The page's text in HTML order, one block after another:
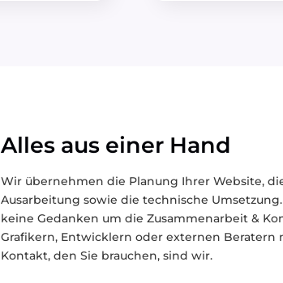
Alles aus einer Hand
Wir übernehmen die Planung Ihrer Website,
Ausarbeitung sowie die technische
keine Gedanken um die Zusammenarbeit &
Grafikern, Entwicklern oder externen Beratern
Kontakt, den Sie brauchen, sind wir.